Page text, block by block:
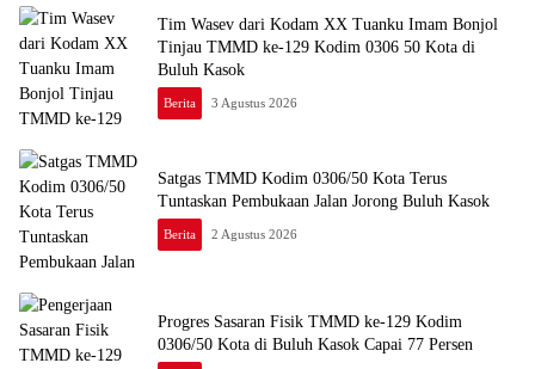
Tim Wasev dari Kodam XX Tuanku Imam Bonjol
Tinjau TMMD ke-129 Kodim 0306 50 Kota di
Buluh Kasok
Berita 3 Agustus 2026
Satgas TMMD Kodim 0306/50 Kota Terus
Tuntaskan Pembukaan Jalan Jorong Buluh Kasok
Berita 2 Agustus 2026
Progres Sasaran Fisik TMMD ke-129 Kodim
0306/50 Kota di Buluh Kasok Capai 77 Persen